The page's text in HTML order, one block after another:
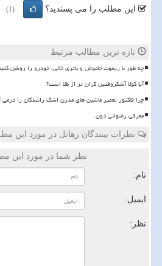
این مطلب را می پسندید؟ (1)
تازه ترین مطالب مرتبط
چه طور با ریموت خاموش و باتری خالی، خودرو را روشن
آیا کولا آشکروفتین گران تر از طلا است؟
چرا فاکتور تعمیر ماشین های مدرن اشک رانندگان را درمی
معرفی رضوانی دون
نظرات بینندگان رهاتل در مورد این
نظر شما در مورد این
نام:
ایمیل:
نظر: